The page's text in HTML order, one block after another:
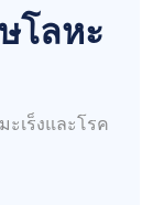
โลหะ
ะเร็งและโรค